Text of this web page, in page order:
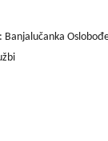
Banjalučanka